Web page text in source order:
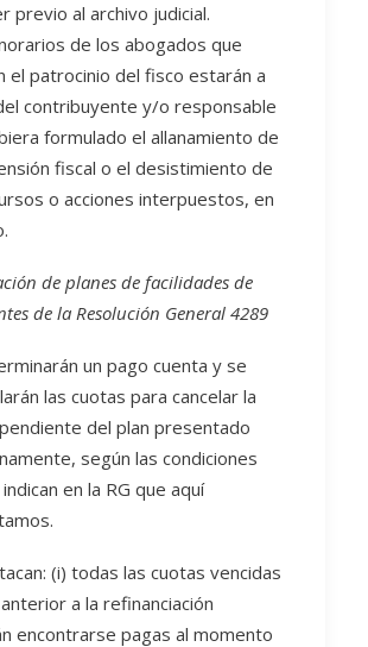
previo al archivo judicial.
de los abogados que
el patrocinio del fisco estarán a
contribuyente y/o responsable
formulado el allanamiento de
fiscal o el desistimiento de
o acciones interpuestos, en
de planes de facilidades de
de la Resolución General 4289
un pago cuenta y se
las cuotas para cancelar la
del plan presentado
según las condiciones
en la RG que aquí
(i) todas las cuotas vencidas
a la refinanciación
encontrarse pagas al momento